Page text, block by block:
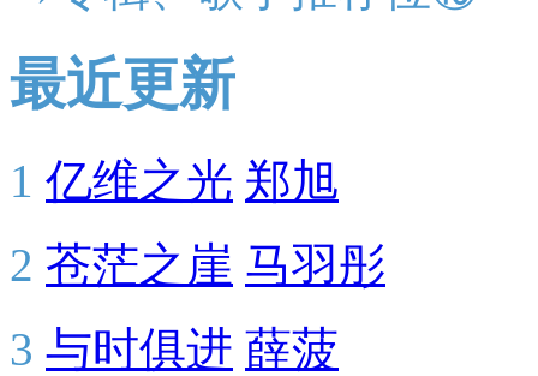
最近更新
1 亿维之光 郑旭
2 苍茫之崖 马羽彤
3 与时俱进 薛菠